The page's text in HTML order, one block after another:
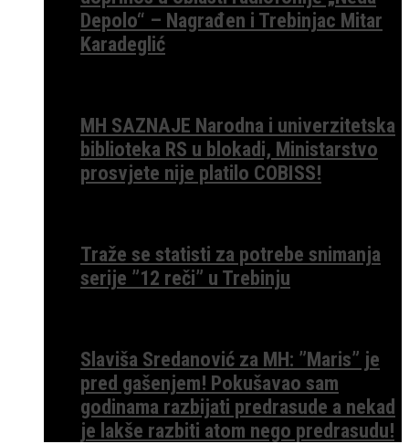
Depolo“ – Nagrađen i Trebinjac Mitar
Karadeglić
MH SAZNAJE Narodna i univerzitetska
biblioteka RS u blokadi, Ministarstvo
prosvjete nije platilo COBISS!
Traže se statisti za potrebe snimanja
serije ”12 reči” u Trebinju
Slaviša Sredanović za MH: ”Maris” je
pred gašenjem! Pokušavao sam
godinama razbijati predrasude a nekad
je lakše razbiti atom nego predrasudu!